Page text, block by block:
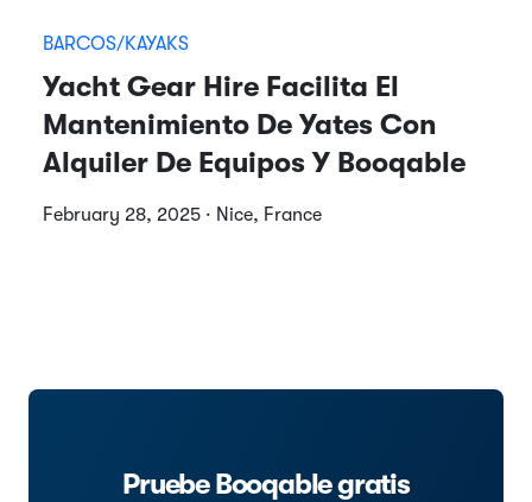
BARCOS/KAYAKS
Yacht Gear Hire Facilita El
Mantenimiento De Yates Con
Alquiler De Equipos Y Booqable
February 28, 2025 · Nice, France
Pruebe Booqable gratis